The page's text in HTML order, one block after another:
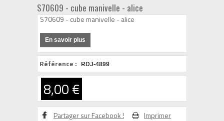
S70609 - cube manivelle - alice
S70609 - cube manivelle - alice
En savoir plus
Référence : RDJ-4899
8,00 €
Partager sur Facebook ! Imprimer